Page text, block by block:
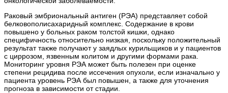
Раковый эмбриональный антиген (РЭА) представляет собой
белковополисахаридный комплекс. Содержание в крови
повышено у больных раком толстой кишки, однако
специфичность относительно низкая, поскольку положительный
результат также получают у заядлых курильщиков и у пациентов
с циррозом, язвенным колитом и другими формами рака.
Мониторинг уровня РЭА может быть полезен при оценке
степени рецидива после иссечения опухоли, если изначально у
пациента уровень РЭА был повышен, а также для уточнения
прогноза в зависимости от стадии.